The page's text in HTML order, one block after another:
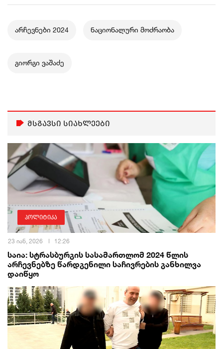
არჩევნები 2024 ნაციონალური მოძრაობა
გიორგი ვაშაძე
მსგავსი სიახლეები
პოლიტიკა
23 იან, 2026 12:26
საია: სტრასბურგის სასამართლომ 2024 წლის
არჩევნებზე წარდგენილი საჩივრების განხილვა
დაიწყო